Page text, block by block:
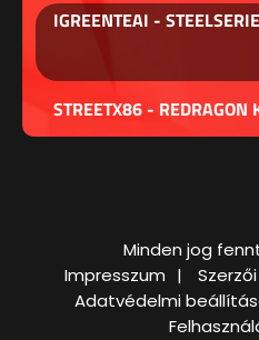
IGREENTEAI -
STREETX86 - REDRAGON
Minden jog
Impresszum
Adatvédelmi